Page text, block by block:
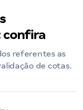
confira
referentes as
de cotas.